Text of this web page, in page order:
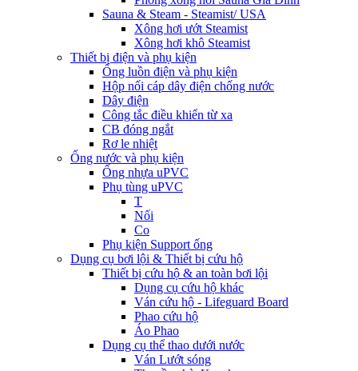
Sauna & Steam - Steamist/ USA
Xông hơi ướt Steamist
Xông hơi khô Steamist
Thiết bị điện và phụ kiện
Ống luồn điện và phụ kiện
Hộp nối cáp dây điện chống nước
Dây điện
Công tắc điều khiển từ xa
CB đóng ngắt
Rơ le nhiệt
Ống nước và phụ kiện
Ống nhựa uPVC
Phụ tùng uPVC
T
Nối
Co
Phụ kiện Support ống
Dụng cụ bơi lội & Thiết bị cứu hộ
Thiết bị cứu hộ & an toàn bơi lội
Dụng cụ cứu hộ khác
Ván cứu hộ - Lifeguard Board
Phao cứu hộ
Áo Phao
Dụng cụ thể thao dưới nước
Ván Lướt sóng